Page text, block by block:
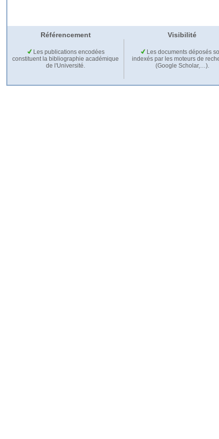
Référencement Visibilité
Les publications encodées
constituent la bibliographie académique
de l'Université.
Les documents déposés
indexés par les moteurs de
(Google Scholar,…).